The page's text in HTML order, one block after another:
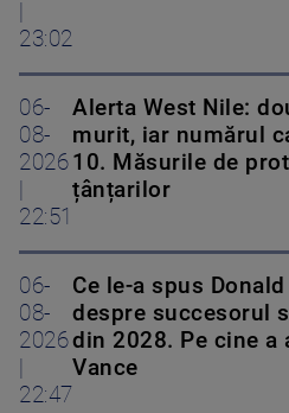
23:02
06-
08-
2026
22:51
Alerta West Nile:
murit, iar numărul
10. Măsurile de
țânțarilor
06-
08-
2026
22:47
Ce le-a spus
despre succesorul
din 2028. Pe cine a
Vance